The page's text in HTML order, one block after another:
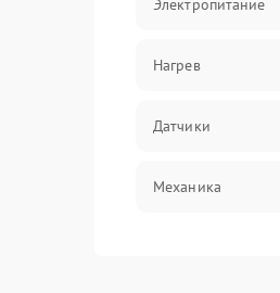
Электропитание
Нагрев
Датчики
Механика